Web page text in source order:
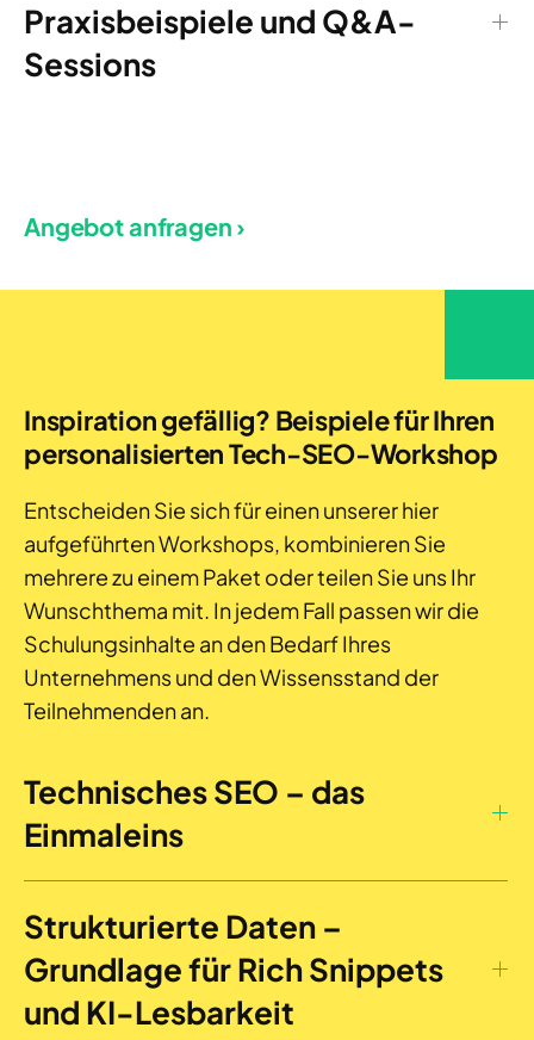
Praxisbeispiele und Q&A-
Sessions
Angebot anfragen ›
Inspiration gefällig? Beispiele für Ihren
personalisierten Tech-SEO-Workshop
Entscheiden Sie sich für einen unserer hier
aufgeführten Workshops, kombinieren Sie
mehrere zu einem Paket oder teilen Sie uns Ihr
Wunschthema mit. In jedem Fall passen wir die
Schulungsinhalte an den Bedarf Ihres
Unternehmens und den Wissensstand der
Teilnehmenden an.
Technisches SEO – das
Einmaleins
Strukturierte Daten –
Grundlage für Rich Snippets
und KI-Lesbarkeit